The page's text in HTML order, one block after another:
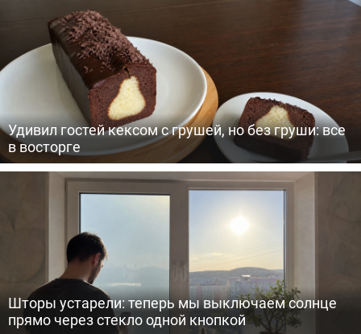
Удивил гостей кексом с грушей, но без груши: все
в восторге
Шторы устарели: теперь мы выключаем солнце
прямо через стекло одной кнопкой